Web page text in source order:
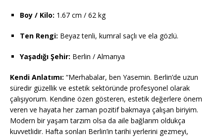
Boy / Kilo: 1.67 cm / 62 kg
Ten Rengi: Beyaz tenli, kumral saçlı ve ela gözlü.
Yaşadığı Şehir: Berlin / Almanya
Kendi Anlatımı: “Merhabalar, ben Yasemin. Berlin’de uzun
süredir güzellik ve estetik sektöründe profesyonel olarak
çalışıyorum. Kendine özen gösteren, estetik değerlere önem
veren ve hayata her zaman pozitif bakmaya çalışan biriyim.
Modern bir yaşam tarzım olsa da aile bağlarım oldukça
kuvvetlidir. Hafta sonları Berlin’in tarihi yerlerini gezmeyi,